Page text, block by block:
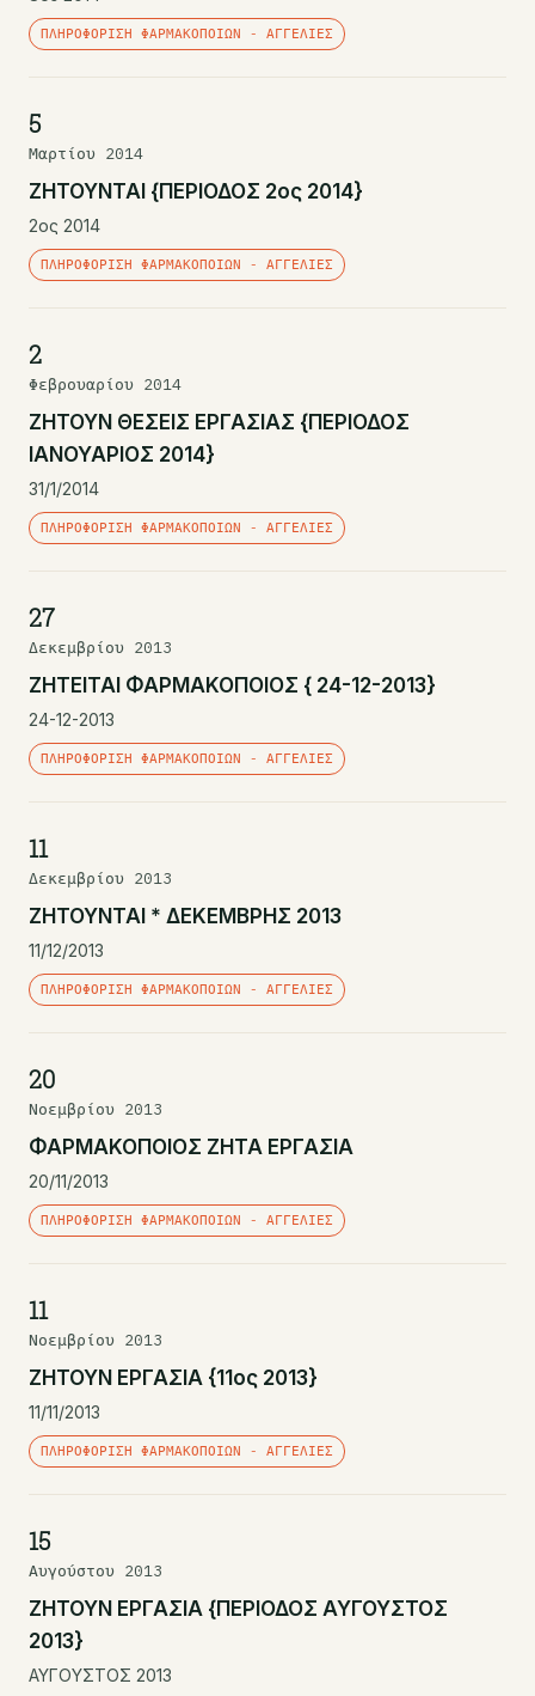
ΠΛΗΡΟΦΌΡΙΣΗ ΦΑΡΜΑΚΟΠΟΙΏΝ - ΑΓΓΕΛΊΕΣ
5
Μαρτίου 2014
ΖΗΤΟΥΝΤΑΙ {ΠΕΡΙΟΔΟΣ 2ος 2014}
2ος 2014
ΠΛΗΡΟΦΌΡΙΣΗ ΦΑΡΜΑΚΟΠΟΙΏΝ - ΑΓΓΕΛΊΕΣ
2
Φεβρουαρίου 2014
ΖΗΤΟΥΝ ΘΕΣΕΙΣ ΕΡΓΑΣΙΑΣ {ΠΕΡΙΟΔΟΣ
ΙΑΝΟΥΑΡΙΟΣ 2014}
31/1/2014
ΠΛΗΡΟΦΌΡΙΣΗ ΦΑΡΜΑΚΟΠΟΙΏΝ - ΑΓΓΕΛΊΕΣ
27
Δεκεμβρίου 2013
ΖΗΤΕΙΤΑΙ ΦΑΡΜΑΚΟΠΟΙΟΣ { 24-12-2013}
24-12-2013
ΠΛΗΡΟΦΌΡΙΣΗ ΦΑΡΜΑΚΟΠΟΙΏΝ - ΑΓΓΕΛΊΕΣ
11
Δεκεμβρίου 2013
ΖΗΤΟΥΝΤΑΙ * ΔΕΚΕΜΒΡΗΣ 2013
11/12/2013
ΠΛΗΡΟΦΌΡΙΣΗ ΦΑΡΜΑΚΟΠΟΙΏΝ - ΑΓΓΕΛΊΕΣ
20
Νοεμβρίου 2013
ΦΑΡΜΑΚΟΠΟΙΟΣ ΖΗΤΑ ΕΡΓΑΣΙΑ
20/11/2013
ΠΛΗΡΟΦΌΡΙΣΗ ΦΑΡΜΑΚΟΠΟΙΏΝ - ΑΓΓΕΛΊΕΣ
11
Νοεμβρίου 2013
ΖΗΤΟΥΝ ΕΡΓΑΣΙΑ {11ος 2013}
11/11/2013
ΠΛΗΡΟΦΌΡΙΣΗ ΦΑΡΜΑΚΟΠΟΙΏΝ - ΑΓΓΕΛΊΕΣ
15
Αυγούστου 2013
ΖΗΤΟΥΝ ΕΡΓΑΣΙΑ {ΠΕΡΙΟΔΟΣ ΑΥΓΟΥΣΤΟΣ
2013}
ΑΥΓΟΥΣΤΟΣ 2013